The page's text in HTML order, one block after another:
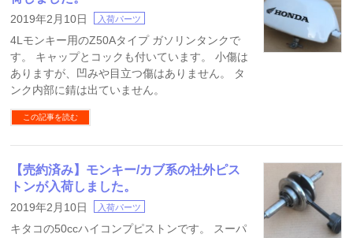
2019年2月10日 入荷パーツ
4Lモンキー用のZ50Aタイプ ガソリンタンクで
す。 キャップとコックも付いています。 小傷は
ありますが、凹みや目立つ傷はありません。 タ
ンク内部に錆は出ていません。
この記事を読む
【売約済み】モンキー/カブ系の社外ピス
トンが入荷しました。
2019年2月10日 入荷パーツ
キタコの50ccハイコンプピストンです。 スーパ